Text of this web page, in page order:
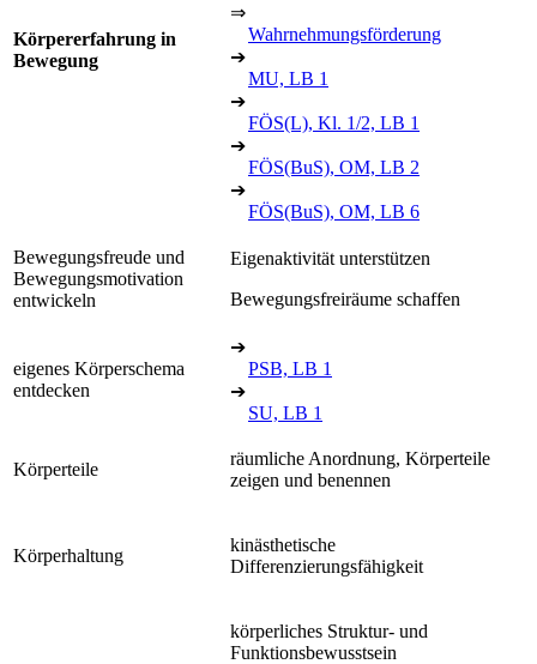
Körpererfahrung in
Bewegung
⇒
Wahrnehmungsförderung
➔
MU, LB 1
➔
FÖS(L), Kl. 1/2, LB 1
➔
FÖS(BuS), OM, LB 2
➔
FÖS(BuS), OM, LB 6
Bewegungsfreude und
Bewegungsmotivation
entwickeln
Eigenaktivität unterstützen
Bewegungsfreiräume schaffen
eigenes Körperschema
entdecken
➔
PSB, LB 1
➔
SU, LB 1
Körperteile
räumliche Anordnung, Körperteile
zeigen und benennen
Körperhaltung
kinästhetische
Differenzierungsfähigkeit
körperliches Struktur- und
Funktionsbewusstsein